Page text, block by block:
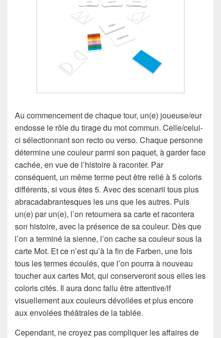
Au commencement de chaque tour, un(e) joueuse/eur
endosse le rôle du tirage du mot commun. Celle/celui-
ci sélectionnant son recto ou verso. Chaque personne
détermine une couleur parmi son paquet, à garder face
cachée, en vue de l’histoire à raconter. Par
conséquent, un même terme peut être relié à 5 coloris
différents, si vous êtes 5. Avec des scenarii tous plus
abracadabrantesques les uns que les autres. Puis
un(e) par un(e), l’on retournera sa carte et racontera
son histoire, avec la présence de sa couleur. Dès que
l’on a terminé la sienne, l’on cache sa couleur sous la
carte Mot. Et ce n’est qu’à la fin de Farben, une fois
tous les termes écoulés, que l’on pourra à nouveau
toucher aux cartes Mot, qui conserveront sous elles les
coloris cités. Il aura donc fallu être attentive/if
visuellement aux couleurs dévoilées et plus encore
aux envolées théâtrales de la tablée.
Cependant, ne croyez pas compliquer les affaires de